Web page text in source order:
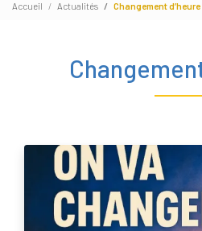
Accueil Actualités Changement d’heure